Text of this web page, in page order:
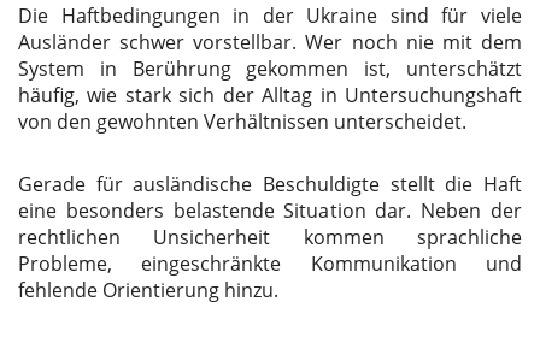
Die Haftbedingungen in der Ukraine sind für viele
Ausländer schwer vorstellbar. Wer noch nie mit dem
System in Berührung gekommen ist, unterschätzt
häufig, wie stark sich der Alltag in Untersuchungshaft
von den gewohnten Verhältnissen unterscheidet.
Gerade für ausländische Beschuldigte stellt die Haft
eine besonders belastende Situation dar. Neben der
rechtlichen Unsicherheit kommen sprachliche
Probleme, eingeschränkte Kommunikation und
fehlende Orientierung hinzu.